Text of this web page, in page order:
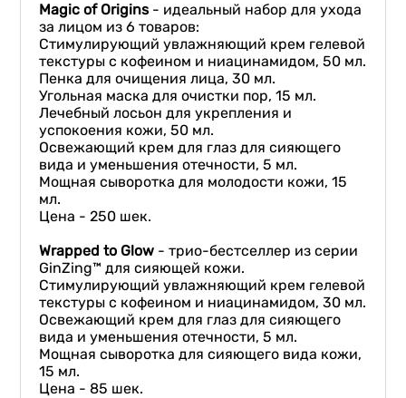
Magic of Origins- идеальный набор для ухода
за лицом из 6 товаров:
Стимулирующий увлажняющий крем гелевой
текстуры с кофеином и ниацинамидом, 50 мл.
Пенка для очищения лица, 30 мл.
Угольная маска для очистки пор, 15 мл.
Лечебный лосьон для укрепления и
успокоения кожи, 50 мл.
Освежающий крем для глаз для сияющего
вида и уменьшения отечности, 5 мл.
Мощная сыворотка для молодости кожи, 15
мл.
Цена - 250 шек.
Wrapped to Glow - трио-бестселлер из серии
GinZing™ для сияющей кожи.
Стимулирующий увлажняющий крем гелевой
текстуры с кофеином и ниацинамидом, 30 мл.
Освежающий крем для глаз для сияющего
вида и уменьшения отечности, 5 мл.
Мощная сыворотка для сияющего вида кожи,
15 мл.
Цена - 85 шек.